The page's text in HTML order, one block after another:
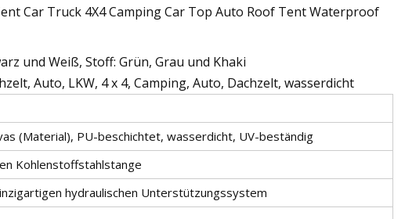
und Weiß, Stoff: Grün, Grau und Khaki
Auto, LKW, 4 x 4, Camping, Auto, Dachzelt, wasserdicht
(Material), PU-beschichtet, wasserdicht, UV-beständig
Kohlenstoffstahlstange
hydraulischen Unterstützungssystem